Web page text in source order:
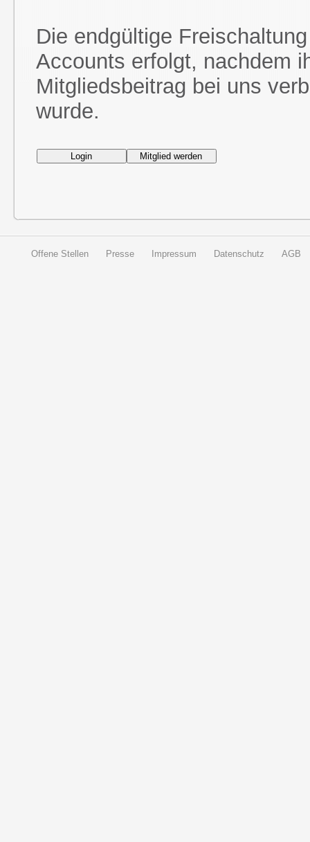
Die endgültige
Accounts erfolgt, nachdem
Mitgliedsbeitrag bei uns
wurde.
Offene Stellen Presse Impressum Datenschutz AGB